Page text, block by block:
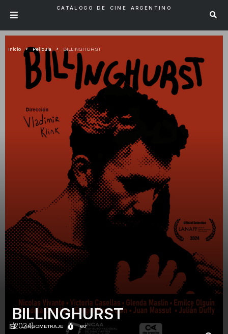
CATÁLOGO DE CINE ARGENTINO
Inicio Pelicula BILLINGHURST
LARGOMETRAJE 60'
BILLINGHURST
(2024)